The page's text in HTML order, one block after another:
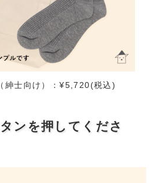
紳士向け）：¥5,720(税込)
ンを押してくださ